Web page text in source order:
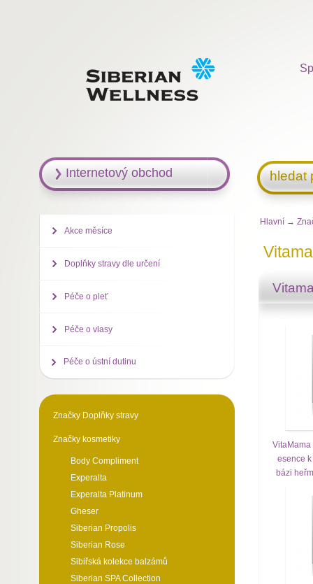
hledat
Hlavní →
VitaMama
esence
bázi
Internetový obchod
Akce měsíce
Doplňky stravy dle určení
Péče o pleť
Péče o vlasy
Péče o ústní dutinu
Značky Doplňky stravy
Značky kosmetiky
Body Compliment
Experalta
Experalta Platinum
Gheser
Siberian Propolis
Siberian Rose
Sibiřská kolekce balzámů
Siberian SPA Collection